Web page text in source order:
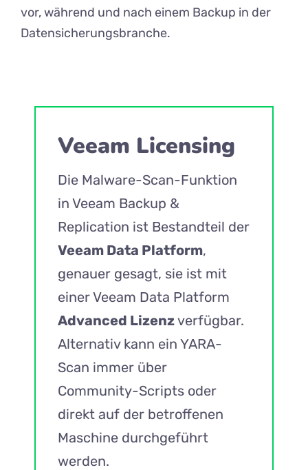
vor, während und nach einem Backup in der
Datensicherungsbranche.
Veeam Licensing
Die Malware-Scan-Funktion
in Veeam Backup &
Replication ist Bestandteil der
Veeam Data Platform,
genauer gesagt, sie ist mit
einer Veeam Data Platform
Advanced Lizenzverfügbar.
Alternativ kann ein YARA-
Scan immer über
Community-Scripts oder
direkt auf der betroffenen
Maschine durchgeführt
werden.